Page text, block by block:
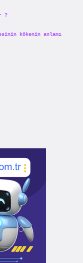
?
kökenin anlamı